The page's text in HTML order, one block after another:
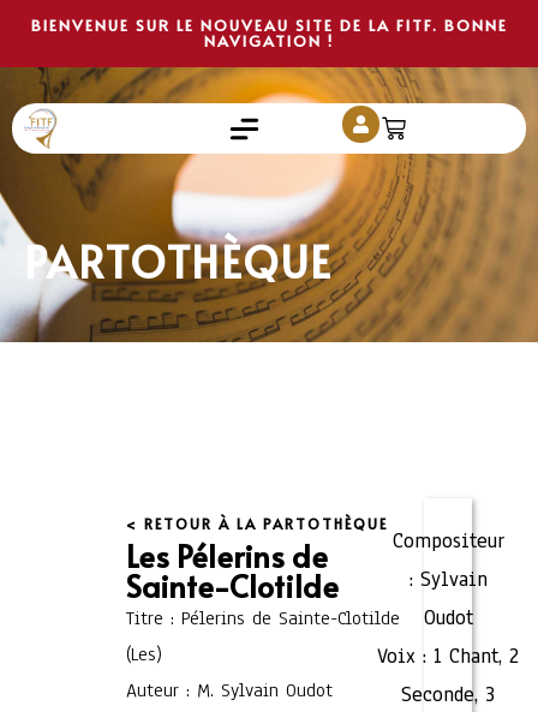
BIENVENUE SUR LE NOUVEAU SITE DE LA FITF. BONNE
NAVIGATION !
PARTOTHÈQUE
< RETOUR À LA PARTOTHÈQUE
Les Pélerins de
Sainte-Clotilde
Titre : Pélerins de Sainte-Clotilde
(Les)
Auteur : M. Sylvain Oudot
Compositeur
: Sylvain
Oudot
Voix : 1 Chant,2
Seconde, 3